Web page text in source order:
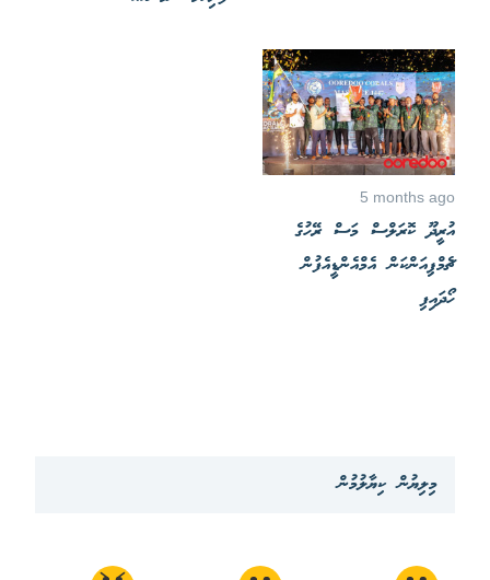
5 months ago
އުރީދޫ ކޮރަލްސް މަސް ރޭހުގެ
ޗެމްޕިއަންކަން އެމްއެންޑީއެފުން
ހޯދައިފި
މިލިޔުން ކިޔާލުމުން